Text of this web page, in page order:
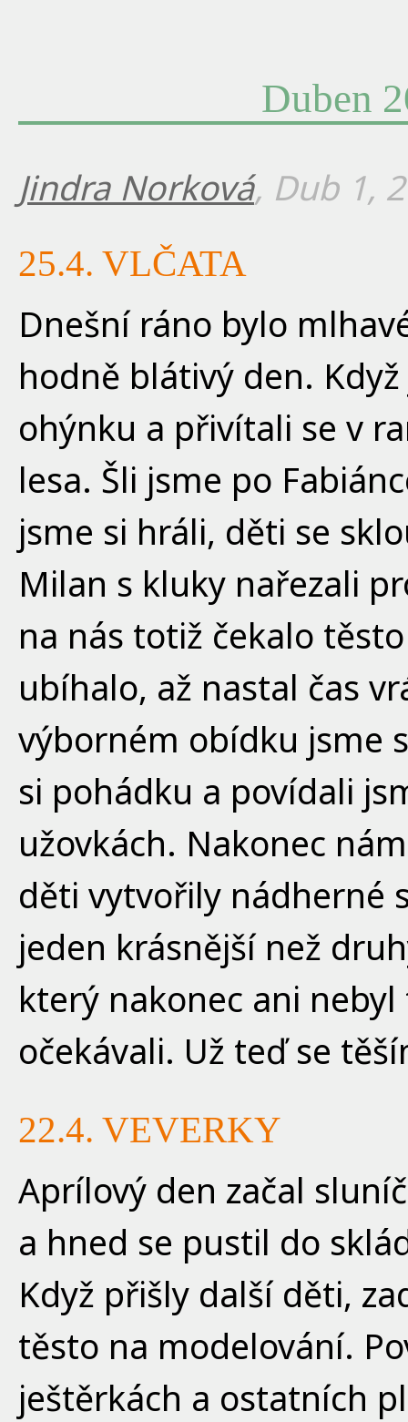
Duben
Jindra Norková, Dub 1,
25.4. VLČATA
Dnešní ráno bylo
hodně blátivý den.
ohýnku a přivítali se v
lesa. Šli jsme po
jsme si hráli, děti se
Milan s kluky nařezali
na nás totiž čekalo
ubíhalo, až nastal čas
výborném obídku jsme
si pohádku a povídali
užovkách. Nakonec
děti vytvořily nádherné
jeden krásnější než
který nakonec ani
očekávali. Už teď se
22.4. VEVERKY
Aprílový den začal
a hned se pustil do
Když přišly další děti,
těsto na modelování.
ještěrkách a ostatních